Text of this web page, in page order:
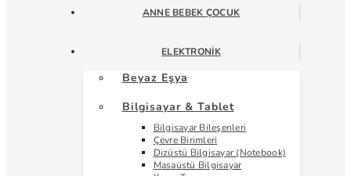
ANNE BEBEK ÇOCUK
ELEKTRONIK
Beyaz Eşya
Bilgisayar & Tablet
Bilgisayar Bileşenleri
Çevre Birimleri
Dizüstü Bilgisayar (Notebook)
Masaüstü Bilgisayar